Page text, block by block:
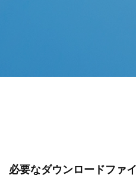
必要なダウンロードファ